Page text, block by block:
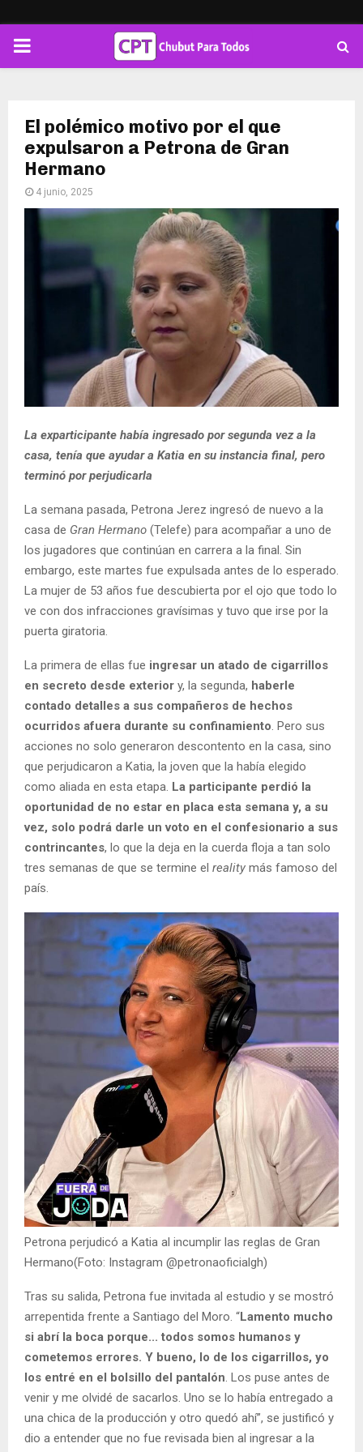
PRIMARY
El polémico motivo por el que
expulsaron a Petrona de Gran
Hermano
4 junio, 2025
La exparticipante había ingresado por segunda vez a la
casa, tenía que ayudar a Katia en su instancia final, pero
terminó por perjudicarla
La semana pasada, Petrona Jerez ingresó de nuevo a la
casa de Gran Hermano (Telefe) para acompañar a uno de
los jugadores que continúan en carrera a la final. Sin
embargo, este martes fue expulsada antes de lo esperado.
La mujer de 53 años fue descubierta por el ojo que todo lo
ve con dos infracciones gravísimas y tuvo que irse por la
puerta giratoria.
La primera de ellas fue ingresar un atado de cigarrillos
en secreto desde exterior y, la segunda, haberle
contado detalles a sus compañeros de hechos
ocurridos afuera durante su confinamiento. Pero sus
acciones no solo generaron descontento en la casa, sino
que perjudicaron a Katia, la joven que la había elegido
como aliada en esta etapa. La participante perdió la
oportunidad de no estar en placa esta semana y, a su
vez, solo podrá darle un voto en el confesionario a sus
contrincantes, lo que la deja en la cuerda floja a tan solo
tres semanas de que se termine el reality más famoso del
país.
Petrona perjudicó a Katia al incumplir las reglas de Gran
Hermano(Foto: Instagram @petronaoficialgh)
Tras su salida, Petrona fue invitada al estudio y se mostró
arrepentida frente a Santiago del Moro. “Lamento mucho
si abrí la boca porque... todos somos humanos y
cometemos errores. Y bueno, lo de los cigarrillos, yo
los entré en el bolsillo del pantalón. Los puse antes de
venir y me olvidé de sacarlos. Uno se lo había entregado a
una chica de la producción y otro quedó ahí”, se justificó y
dio a entender que no fue revisada bien al ingresar a la